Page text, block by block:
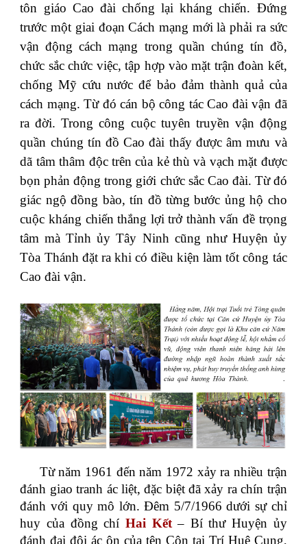
tôn giáo Cao đài chống lại kháng chiến. Đứng
trước một giai đoạn Cách mạng mới là phải ra sức
vận động cách mạng trong quần chúng tín đồ,
chức sắc chức việc, tập hợp vào mặt trận đoàn kết,
chống Mỹ cứu nước để bảo đảm thành quả của
cách mạng. Từ đó cán bộ công tác Cao đài vận đã
ra đời. Trong công cuộc tuyên truyền vận động
quần chúng tín đồ Cao đài thấy được âm mưu và
dã tâm thâm độc trên của kẻ thù và vạch mặt được
bọn phản động trong giới chức sắc Cao đài. Từ đó
giác ngộ đồng bào, tín đồ từng bước ủng hộ cho
cuộc kháng chiến thắng lợi trở thành vấn đề trọng
tâm mà Tỉnh ủy Tây Ninh cũng như Huyện ủy
Tòa Thánh đặt ra khi có điều kiện làm tốt công tác
Cao đài vận.
Từ năm 1961 đến năm 1972 xảy ra nhiều trận
đánh giao tranh ác liệt, đặc biệt đã xảy ra chín trận
đánh với quy mô lớn. Đêm 5/7/1966 dưới sự chỉ
huy của đồng chí Hai Kết– Bí thư Huyện ủy
đánh đại đội ác ôn của tên Côn tại Trí Huệ Cung,